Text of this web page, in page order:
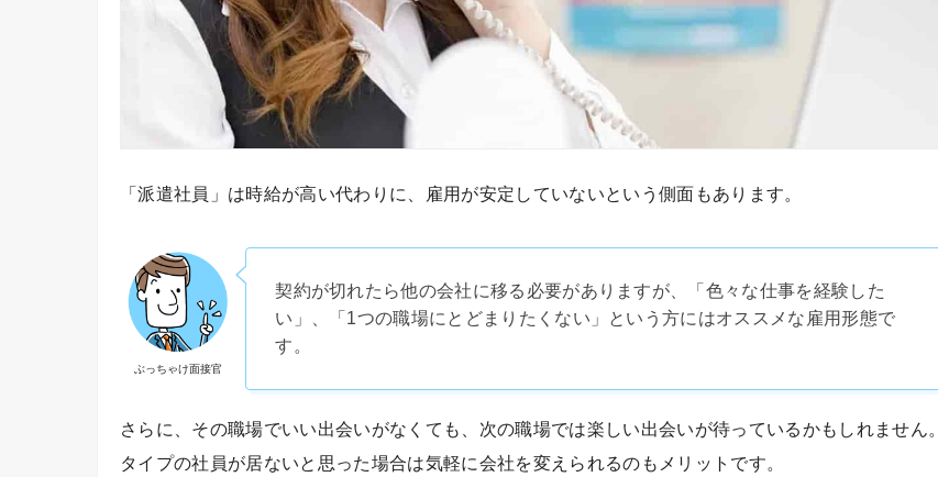
「派遣社員」は時給が高い代わりに、雇用が安定していないという側面もあります。
ぶっちゃけ面接官
契約が切れたら他の会社に移る必要がありますが、「色々な仕事を経験した
い」、「1つの職場にとどまりたくない」という方にはオススメな雇用形態で
す。
さらに、その職場でいい出会いがなくても、次の職場では楽しい出会いが待っているかもしれません。
タイプの社員が居ないと思った場合は気軽に会社を変えられるのもメリットです。